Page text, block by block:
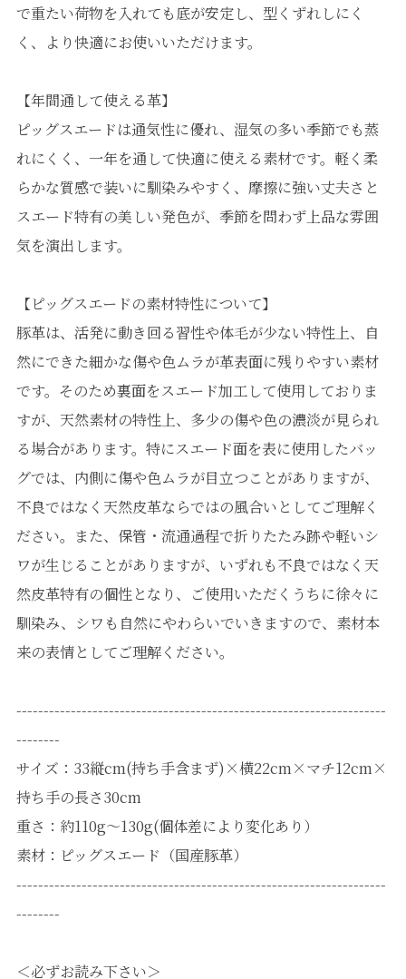
で重たい荷物を入れても底が安定し、型くずれしにく
く、より快適にお使いいただけます。
【年間通して使える革】
ピッグスエードは通気性に優れ、湿気の多い季節でも蒸
れにくく、一年を通して快適に使える素材です。軽く柔
らかな質感で装いに馴染みやすく、摩擦に強い丈夫さと
スエード特有の美しい発色が、季節を問わず上品な雰囲
気を演出します。
【ピッグスエードの素材特性について】
豚革は、活発に動き回る習性や体毛が少ない特性上、自
然にできた細かな傷や色ムラが革表面に残りやすい素材
です。そのため裏面をスエード加工して使用しておりま
すが、天然素材の特性上、多少の傷や色の濃淡が見られ
る場合があります。特にスエード面を表に使用したバッ
グでは、内側に傷や色ムラが目立つことがありますが、
不良ではなく天然皮革ならではの風合いとしてご理解く
ださい。また、保管・流通過程で折りたたみ跡や軽いシ
ワが生じることがありますが、いずれも不良ではなく天
然皮革特有の個性となり、ご使用いただくうちに徐々に
馴染み、シワも自然にやわらいでいきますので、素材本
来の表情としてご理解ください。
--------------------------------------------------------------------
--------
サイズ：33縦cm(持ち手含まず)×横22cm×マチ12cm×
持ち手の長さ30cm
重さ：約110g〜130g(個体差により変化あり）
素材：ピッグスエード（国産豚革）
--------------------------------------------------------------------
--------
＜必ずお読み下さい＞